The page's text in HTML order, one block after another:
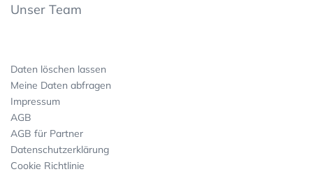
Unser Team
Daten löschen lassen
Meine Daten abfragen
Impressum
AGB
AGB für Partner
Datenschutzerklärung
Cookie Richtlinie